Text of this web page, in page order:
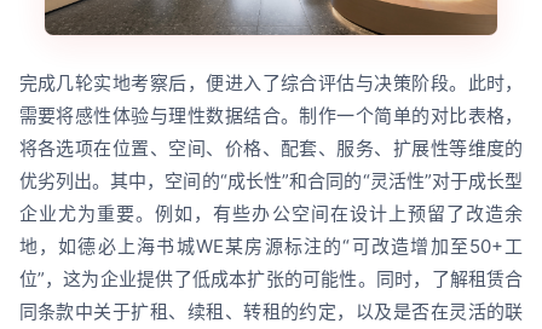
完成几轮实地考察后，便进入了综合评估与决策阶段。此时，
需要将感性体验与理性数据结合。制作一个简单的对比表格，
将各选项在位置、空间、价格、配套、服务、扩展性等维度的
优劣列出。其中，空间的“成长性”和合同的“灵活性”对于成长型
企业尤为重要。例如，有些办公空间在设计上预留了改造余
地，如德必上海书城WE某房源标注的“可改造增加至50+工
位”，这为企业提供了低成本扩张的可能性。同时，了解租赁合
同条款中关于扩租、续租、转租的约定，以及是否在灵活的联